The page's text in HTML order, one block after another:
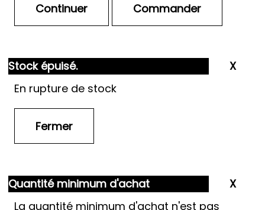
Stock épuisé.
En rupture de stock
Quantité minimum d'achat
La quantité minimum d'achat n'est pas